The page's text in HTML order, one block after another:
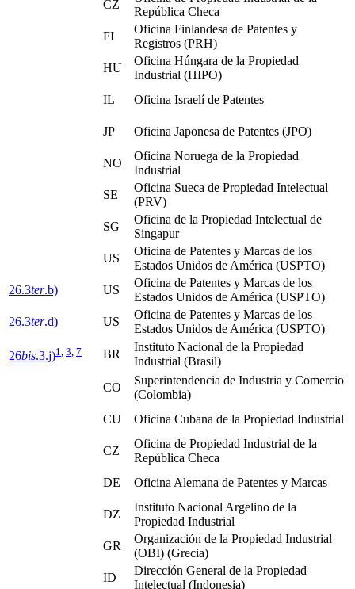
CZ
República Checa
FI
Oficina Finlandesa de Patentes y
Registros (PRH)
HU
Oficina Húngara de la Propiedad
Industrial (HIPO)
IL
Oficina Israelí de Patentes
JP Oficina Japonesa de Patentes (JPO)
NO
Oficina Noruega de la Propiedad
Industrial
SE
Oficina Sueca de Propiedad Intelectual
(PRV)
SG
Oficina de la Propiedad Intelectual de
Singapur
US
Oficina de Patentes y Marcas de los
Estados Unidos de América (USPTO)
26.3ter.b) US
Oficina de Patentes y Marcas de los
Estados Unidos de América (USPTO)
26.3ter.d) US
Oficina de Patentes y Marcas de los
Estados Unidos de América (USPTO)
26bis.3.j)1 3 7 BR
Instituto Nacional de la Propiedad
Industrial (Brasil)
CO
Superintendencia de Industria y Comercio
(Colombia)
CU
Oficina Cubana de la Propiedad Industrial
CZ
Oficina de Propiedad Industrial de la
República Checa
DE
Oficina Alemana de Patentes y Marcas
DZ
Instituto Nacional Argelino de la
Propiedad Industrial
GR
Organización de la Propiedad Industrial
(OBI) (Grecia)
ID
Dirección General de la Propiedad
Intelectual (Indonesia)